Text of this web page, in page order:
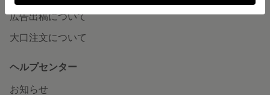
広告出稿について
大口注文について
ヘルプセンター
お知らせ